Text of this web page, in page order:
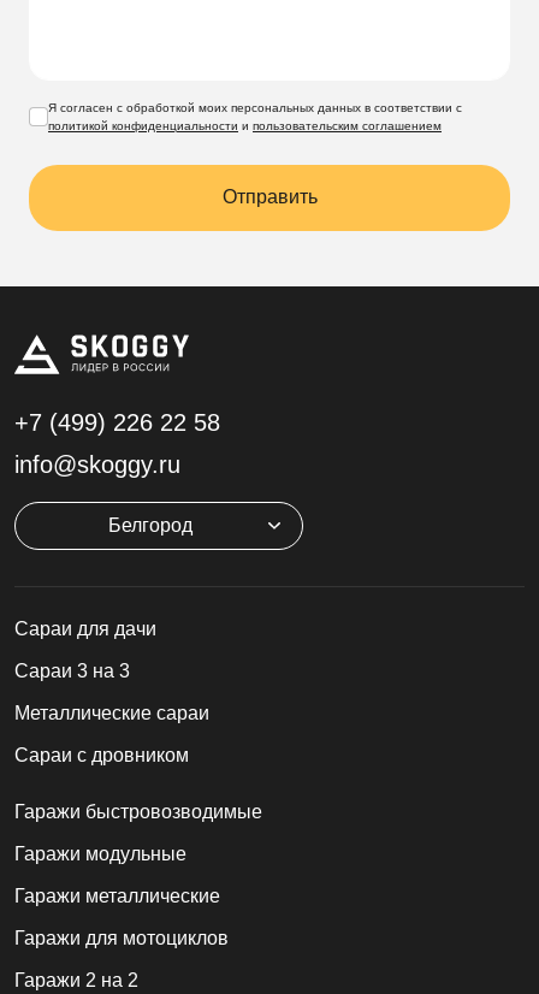
Я согласен с обработкой моих персональных данных в соответствии с
политикой конфиденциальности и пользовательским соглашением
Отправить
+7 (499) 226 22 58
info@skoggy.ru
Белгород
Cараи для дачи
Сараи 3 на 3
Металлические сараи
Сараи с дровником
Гаражи быстровозводимые
Гаражи модульные
Гаражи металлические
Гаражи для мотоциклов
Гаражи 2 на 2